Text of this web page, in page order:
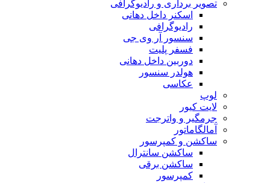
تصویر برداری و رادیوگرافی
اسکنر داخل دهانی
رادیوگرافی
سنسور آر وی جی
فسفر پلیت
دوربین داخل دهانی
هولدر سنسور
عکاسی
لوپ
لایت کیور
جرمگیر و واترجت
آمالگاماتور
ساکشن و کمپرسور
ساکشن سانترال
ساکشن برقی
کمپرسور